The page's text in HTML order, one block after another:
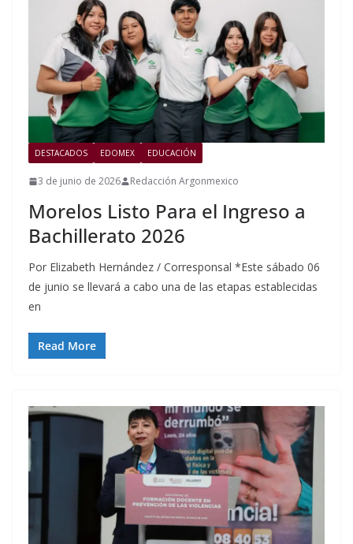
DESTACADOS EDOMEX EDUCACIÓN
3 de junio de 2026 Redacción Argonmexico
Morelos Listo Para el Ingreso a
Bachillerato 2026
Por Elizabeth Hernández / Corresponsal *Este sábado 06
de junio se llevará a cabo una de las etapas establecidas
en
Read More